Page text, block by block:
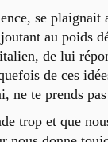
se plaignait
au poids
de lui
de ces
ne te prends
trop et que